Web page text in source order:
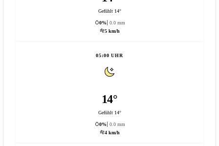
Gefühlt 14°
0%
0.0 mm
5 km/h
05:00 UHR
14°
Gefühlt 14°
0%
0.0 mm
4 km/h